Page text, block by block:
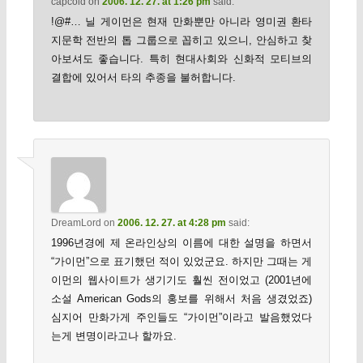
!@#… 닐 게이먼은 현재 만화뿐만 아니라 영미권 환타
지문학 전반의 톱 그룹으로 꼽히고 있으니, 안심하고 찾
아보셔도 좋습니다. 특히 현대사회와 신화적 모티브의
결합에 있어서 타의 추종을 불허합니다.
DreamLord on 2006. 12. 27. at 4:28 pm said:
1996년경에 제 온라인상의 이름에 대한 설명을 하면서
“가이먼”으로 표기했던 적이 있었군요. 하지만 그때는 게
이먼의 웹사이트가 생기기도 훨씬 전이었고 (2001년에
소설 American Gods의 홍보를 위해서 처음 생겼었죠)
심지어 만화가게 주인들도 “가이먼”이라고 발음했었다
는게 변명이라고나 할까요.